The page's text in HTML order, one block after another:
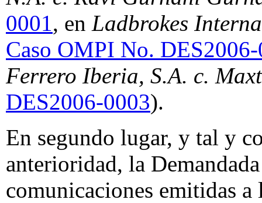
0001, en Ladbrokes
Caso OMPI No.
Ferrero Iberia, S.A. c.
DES2006-0003).
En segundo lugar, y tal y
anterioridad, la
comunicaciones emitidas